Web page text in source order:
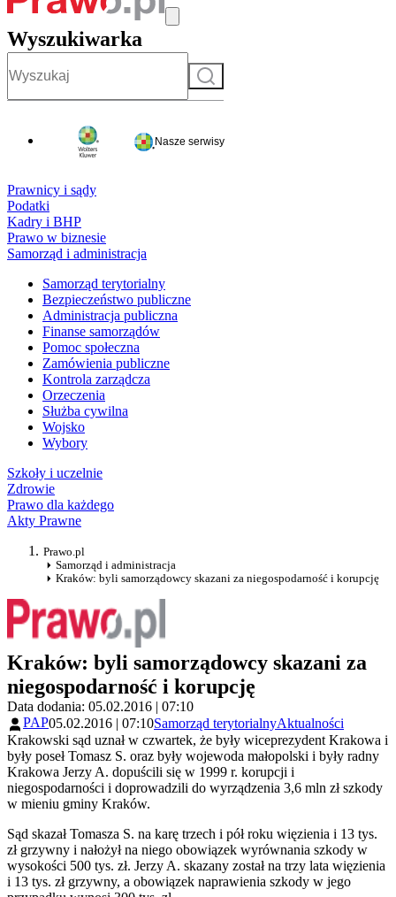
Wyszukiwarka
Szukaj
Nasze serwisy
Prawnicy i sądy
Podatki
Kadry i BHP
Prawo w biznesie
Samorząd i administracja
Samorząd terytorialny
Bezpieczeństwo publiczne
Administracja publiczna
Finanse samorządów
Pomoc społeczna
Zamówienia publiczne
Kontrola zarządcza
Orzeczenia
Służba cywilna
Wojsko
Wybory
Szkoły i uczelnie
Zdrowie
Prawo dla każdego
Akty Prawne
Prawo.pl
Samorząd i administracja
Kraków: byli samorządowcy skazani za niegospodarność i korupcję
Kraków: byli samorządowcy skazani za
niegospodarność i korupcję
Data dodania: 05.02.2016 | 07:10
PAP05.02.2016 | 07:10Samorząd terytorialnyAktualności
Krakowski sąd uznał w czwartek, że były wiceprezydent Krakowa i
były poseł Tomasz S. oraz były wojewoda małopolski i były radny
Krakowa Jerzy A. dopuścili się w 1999 r. korupcji i
niegospodarności i doprowadzili do wyrządzenia 3,6 mln zł szkody
w mieniu gminy Kraków.
Sąd skazał Tomasza S. na karę trzech i pół roku więzienia i 13 tys.
zł grzywny i nałożył na niego obowiązek wyrównania szkody w
wysokości 500 tys. zł. Jerzy A. skazany został na trzy lata więzienia
i 13 tys. zł grzywny, a obowiązek naprawienia szkody w jego